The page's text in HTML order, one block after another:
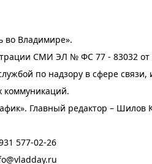
во Владимире».
СМИ ЭЛ № ФС 77 - 83032 от
по надзору в сфере
коммуникаций.
Главный редактор – Шилов
577-02-26